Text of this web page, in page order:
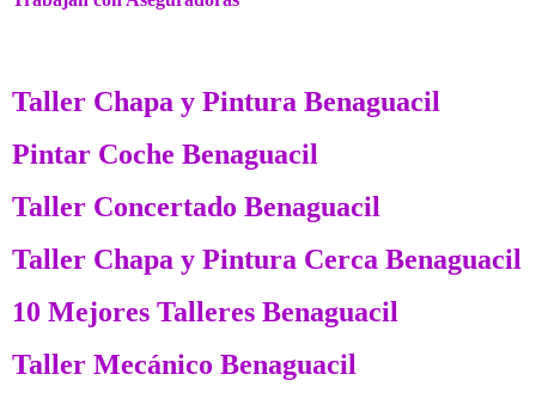
Taller Chapa y Pintura Benaguacil
Pintar Coche Benaguacil
Taller Concertado Benaguacil
Taller Chapa y Pintura Cerca Benaguacil
10 Mejores Talleres Benaguacil
Taller Mecánico Benaguacil